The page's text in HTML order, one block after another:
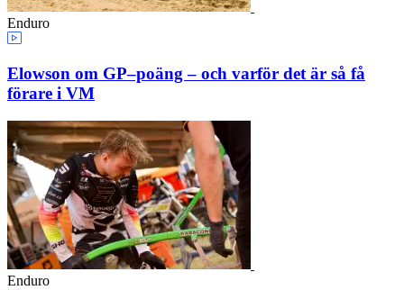
Enduro
Elowson om GP–poäng – och varför det är så få
förare i VM
Enduro